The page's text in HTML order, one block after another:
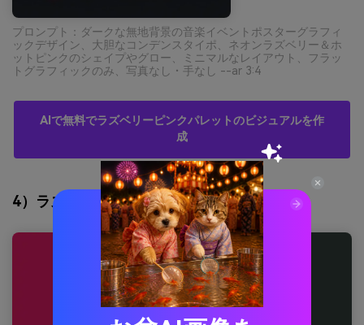
プロンプト：ダークな無地背景の音楽イベントポスターグラフィ
ックデザイン、大胆なコンデンスタイポ、ネオンラズベリー＆ホ
ットピンクのシェイプやグロー、ミニマルなレイアウト、フラッ
トグラフィックのみ、写真なし・手なし --ar 3:4
AIで無料でラズベリーピンクパレットのビジュアルを作
成
4）ラズベリー＆セージバランス